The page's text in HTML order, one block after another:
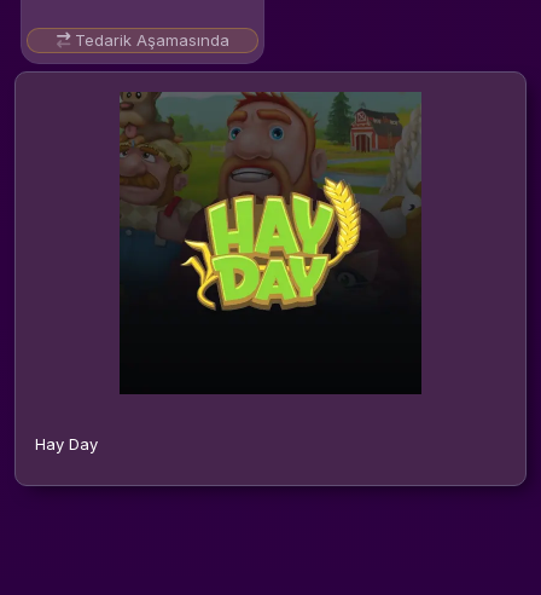
Tedarik Aşamasında
Hay Day